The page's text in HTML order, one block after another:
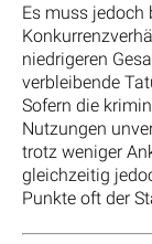
Es muss jedoch
niedrigeren
verbleibende
Sofern die
Nutzungen
trotz weniger
gleichzeitig
Punkte oft der